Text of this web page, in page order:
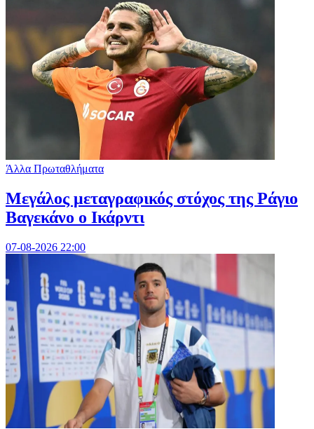
Άλλα Πρωταθλήματα
Μεγάλος μεταγραφικός στόχος της Ράγιο
Βαγεκάνο ο Ικάρντι
07-08-2026 22:00